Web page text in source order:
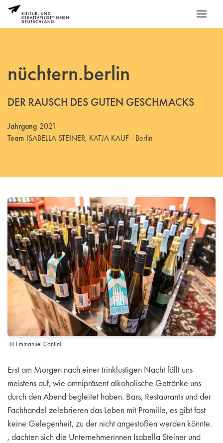
nüchtern.berlin
DER RAUSCH DES GUTEN GESCHMACKS
Jahrgang 2021
Team ISABELLA STEINER, KATJA KAUF - Berlin
© Emmanuel Contini
Erst am Morgen nach einer trinklustigen Nacht fällt uns
meistens auf, wie omnipräsent alkoholische Getränke uns
durch den Abend begleitet haben. Bars, Restaurants und der
Fachhandel zelebrieren das Leben mit Promille, es gibt fast
keine Gelegenheit, zu der nicht angestoßen werden könnte.
, dachten sich die Unternehmerinnen Isabella Steiner und